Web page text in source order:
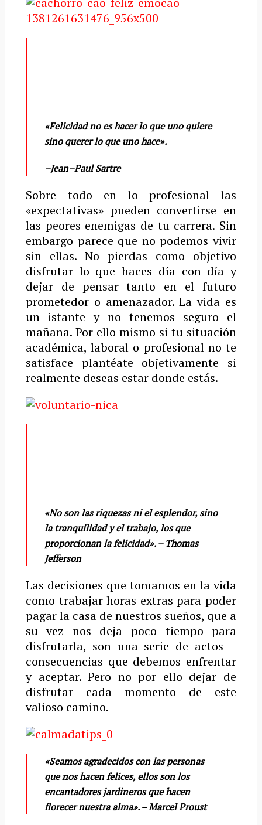
«Felicidad no es hacer lo que uno quiere
sino querer lo que uno hace».
–Jean–Paul Sartre
Sobre todo en lo profesional las
«expectativas» pueden convertirse en
las peores enemigas de tu carrera. Sin
embargo parece que no podemos vivir
sin ellas. No pierdas como objetivo
disfrutar lo que haces día con día y
dejar de pensar tanto en el futuro
prometedor o amenazador. La vida es
un istante y no tenemos seguro el
mañana. Por ello mismo si tu situación
académica, laboral o profesional no te
satisface plantéate objetivamente si
realmente deseas estar donde estás.
«No son las riquezas ni el esplendor, sino
la tranquilidad y el trabajo, los que
proporcionan la felicidad». –Thomas
Jefferson
Las decisiones que tomamos en la vida
como trabajar horas extras para poder
pagar la casa de nuestros sueños, que a
su vez nos deja poco tiempo para
disfrutarla, son una serie de actos –
consecuencias que debemos enfrentar
y aceptar. Pero no por ello dejar de
disfrutar cada momento de este
valioso camino.
«Seamos agradecidos con las personas
que nos hacen felices, ellos son los
encantadores jardineros que hacen
florecer nuestra alma». –Marcel Proust